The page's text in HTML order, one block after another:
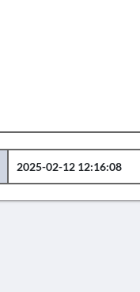
2025-02-12 12:16:08